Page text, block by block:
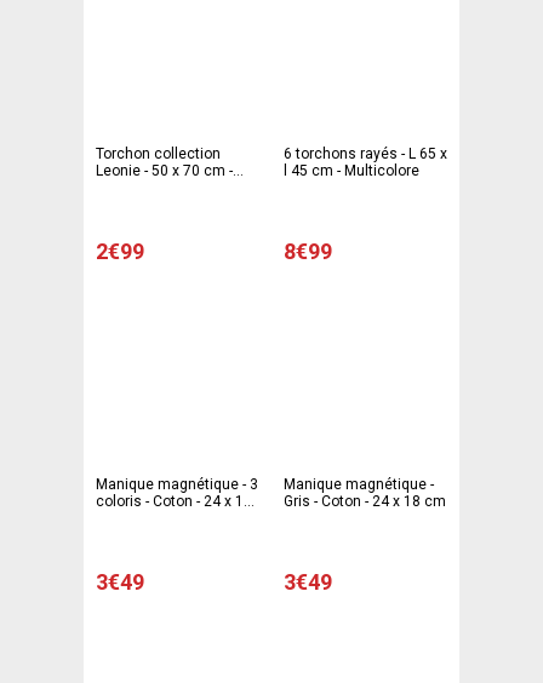
Torchon collection
Leonie - 50 x 70 cm -
2€99
6 torchons rayés - L 65 x
l 45 cm - Multicolore
8€99
Manique magnétique - 3
coloris - Coton - 24 x 18
3€49
Manique magnétique -
Gris - Coton - 24 x 18 cm
3€49